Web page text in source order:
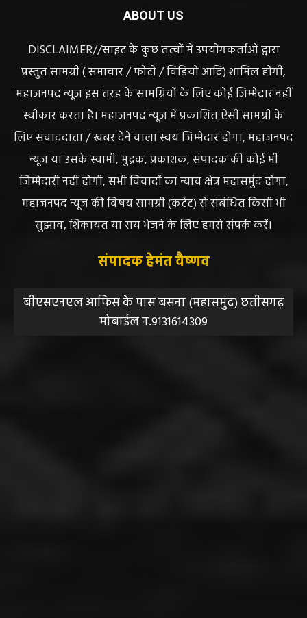
ABOUT US
DISCLAIMER//साइट के कुछ तत्वों में उपयोगकर्ताओं द्वारा
प्रस्तुत सामग्री ( समाचार / फोटो / विडियो आदि) शामिल होगी,
महाजनपद न्यूज इस तरह के सामग्रियों के लिए कोई जिम्मेदार नहीं
स्वीकार करता है। महाजनपद न्यूज में प्रकाशित ऐसी सामग्री के
लिए संवाददाता / खबर देने वाला स्वयं जिम्मेदार होगा, महाजनपद
न्यूज या उसके स्वामी, मुद्रक, प्रकाशक, संपादक की कोई भी
जिम्मेदारी नहीं होगी, सभी विवादों का न्याय क्षेत्र महासमुंद होगा,
महाजनपद न्यूज की विषय सामग्री (कटेंट) से संबंधित किसी भी
सुझाव, शिकायत या राय भेजने के लिए हमसे संपर्क करें।
संपादक हेमंत वैष्णव
बीएसएनएल आफिस के पास बसना (महासमुंद) छत्तीसगढ़
मोबाईल न.9131614309